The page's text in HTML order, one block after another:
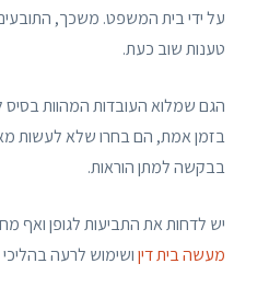
על ידי בית המשפט. משכך, התובעים
טענות שוב כעת.
הגם שמלוא העובדות המהוות בסיס
בזמן אמת, הם בחרו שלא לעשות
בבקשה למתן הוראות.
יש לדחות את התביעות לגופן ואף
מעשה בית דיןושימוש לרעה